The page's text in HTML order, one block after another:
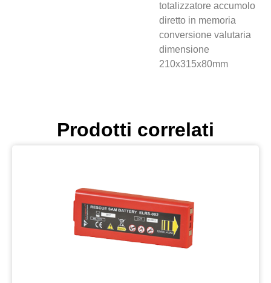
totalizzatore accumolo
diretto in memoria
conversione valutaria
dimensione
210x315x80mm
Prodotti correlati